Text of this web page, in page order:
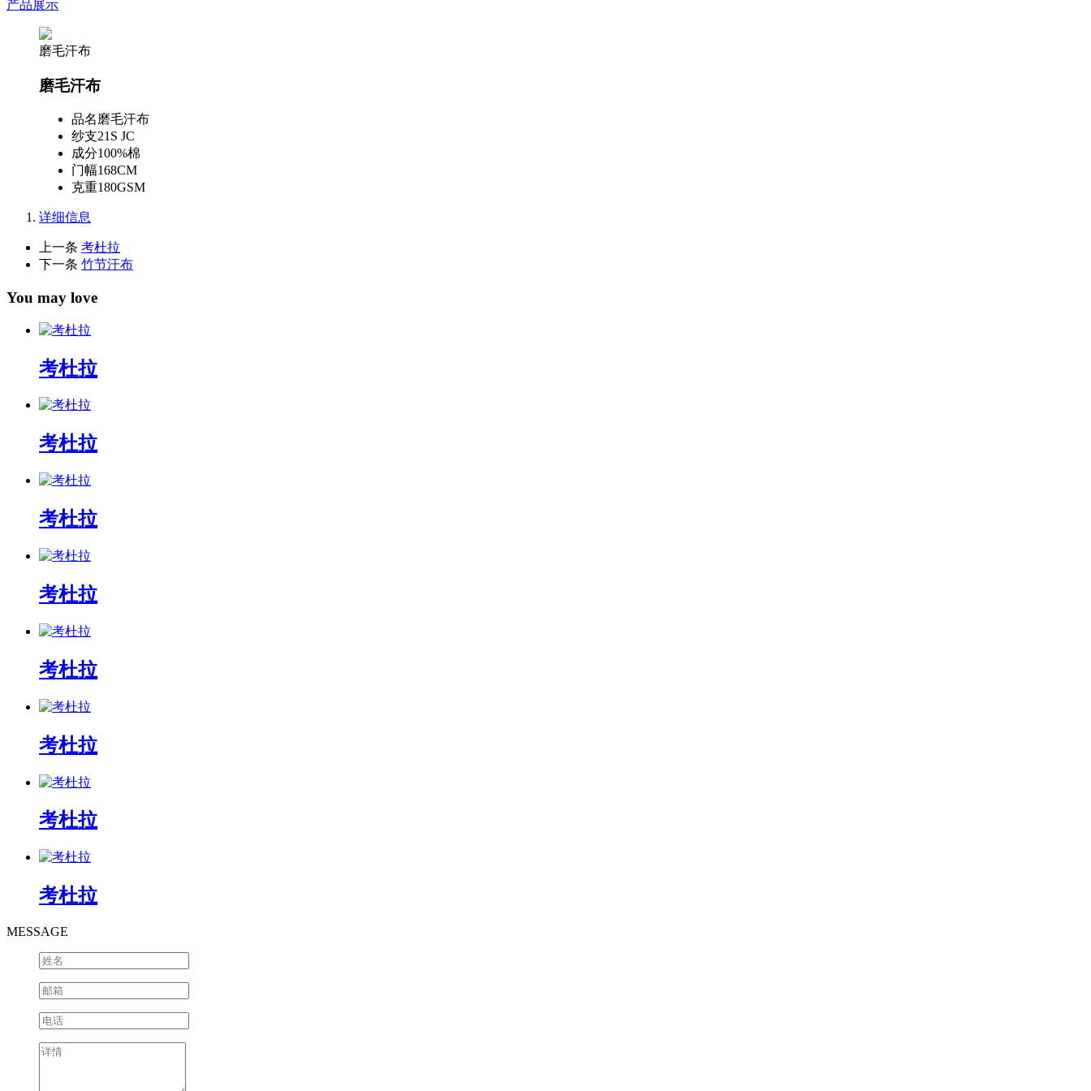
产品展示
磨毛汗布
磨毛汗布
品名磨毛汗布
纱支21S JC
成分100%棉
门幅168CM
克重180GSM
详细信息
上一条 考杜拉
下一条 竹节汗布
You may love
考杜拉
考杜拉
考杜拉
考杜拉
考杜拉
考杜拉
考杜拉
考杜拉
MESSAGE